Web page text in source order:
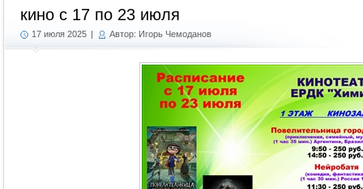
кино с 17 по 23 июля
17 июля 2025 | Автор: Игорь Чемоданов